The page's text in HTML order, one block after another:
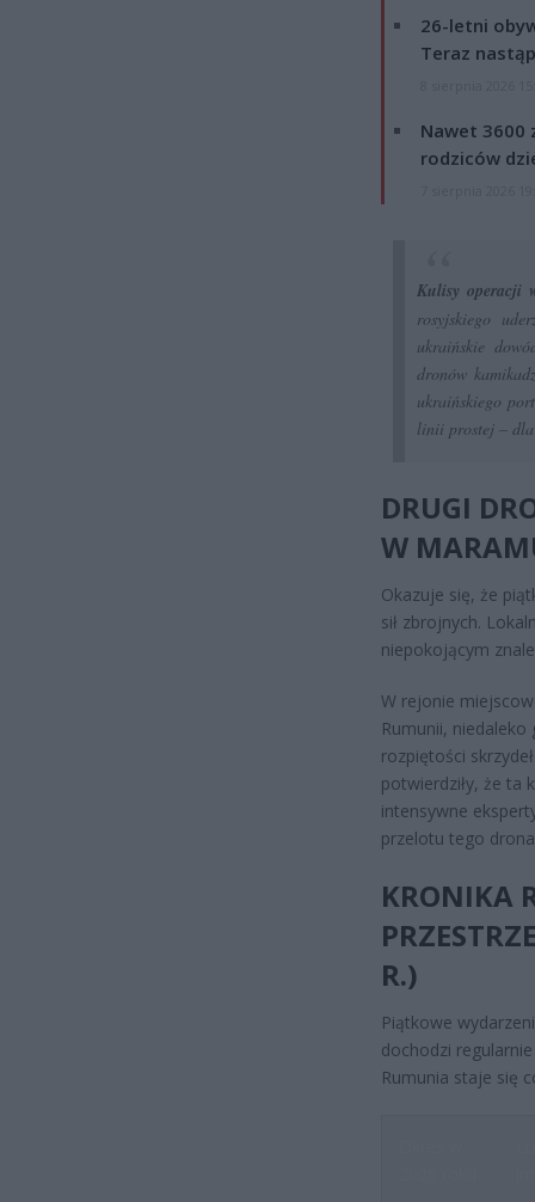
26-letni
Teraz
Nawet 3600
rodziców
Kulisy operacji
rosyjskiego
ukraińskie
dronów
ukraińskiego
linii prostej – dla
DRUGI
W
Okazuje się, że
sił zbrojnych.
niepokojącym
W rejonie
Rumunii,
rozpiętości
potwierdziły, że ta
intensywne
przelotu tego
KRONIKA
R.)
Piątkowe
dochodzi
Rumunia staje się